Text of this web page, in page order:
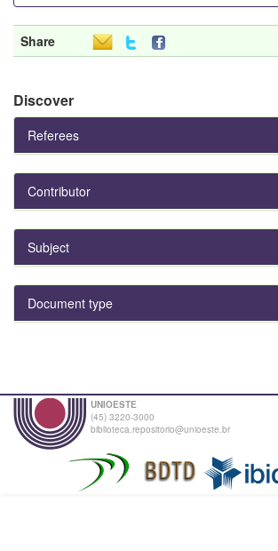
Share
Discover
Referees
Contributor
Subject
Document type
UNIOESTE
(45) 3220-3000
biblioteca.repositorio@unioeste.br